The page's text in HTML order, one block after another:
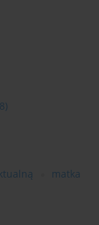
matka